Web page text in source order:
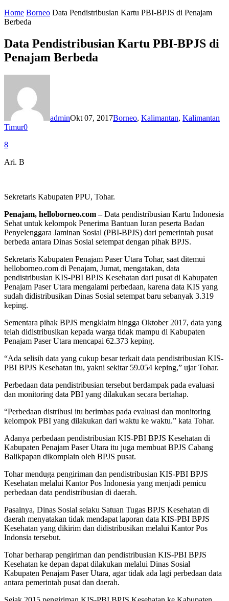
Home Borneo Data Pendistribusian Kartu PBI-BPJS di Penajam
Berbeda
Data Pendistribusian Kartu PBI-BPJS di
Penajam Berbeda
adminOkt 07, 2017Borneo, Kalimantan, Kalimantan
Timur0
8
Ari. B
Sekretaris Kabupaten PPU, Tohar.
Penajam, helloborneo.com –Data pendistribusian Kartu Indonesia
Sehat untuk kelompok Penerima Bantuan Iuran peserta Badan
Penyelenggara Jaminan Sosial (PBI-BPJS) dari pemerintah pusat
berbeda antara Dinas Sosial setempat dengan pihak BPJS.
Sekretaris Kabupaten Penajam Paser Utara Tohar, saat ditemui
helloborneo.com di Penajam, Jumat, mengatakan, data
pendistribusian KIS-PBI BPJS Kesehatan dari pusat di Kabupaten
Penajam Paser Utara mengalami perbedaan, karena data KIS yang
sudah didistribusikan Dinas Sosial setempat baru sebanyak 3.319
keping.
Sementara pihak BPJS mengklaim hingga Oktober 2017, data yang
telah didistribusikan kepada warga tidak mampu di Kabupaten
Penajam Paser Utara mencapai 62.373 keping.
“Ada selisih data yang cukup besar terkait data pendistribusian KIS-
PBI BPJS Kesehatan itu, yakni sekitar 59.054 keping,” ujar Tohar.
Perbedaan data pendistribusian tersebut berdampak pada evaluasi
dan monitoring data PBI yang dilakukan secara bertahap.
“Perbedaan distribusi itu berimbas pada evaluasi dan monitoring
kelompok PBI yang dilakukan dari waktu ke waktu.” kata Tohar.
Adanya perbedaan pendistribusian KIS-PBI BPJS Kesehatan di
Kabupaten Penajam Paser Utara itu juga membuat BPJS Cabang
Balikpapan dikomplain oleh BPJS pusat.
Tohar menduga pengiriman dan pendistribusian KIS-PBI BPJS
Kesehatan melalui Kantor Pos Indonesia yang menjadi pemicu
perbedaan data pendistribusian di daerah.
Pasalnya, Dinas Sosial selaku Satuan Tugas BPJS Kesehatan di
daerah menyatakan tidak mendapat laporan data KIS-PBI BPJS
Kesehatan yang dikirim dan didistribusikan melalui Kantor Pos
Indonsia tersebut.
Tohar berharap pengiriman dan pendistribusian KIS-PBI BPJS
Kesehatan ke depan dapat dilakukan melalui Dinas Sosial
Kabupaten Penajam Paser Utara, agar tidak ada lagi perbedaan data
antara pemerintah pusat dan daerah.